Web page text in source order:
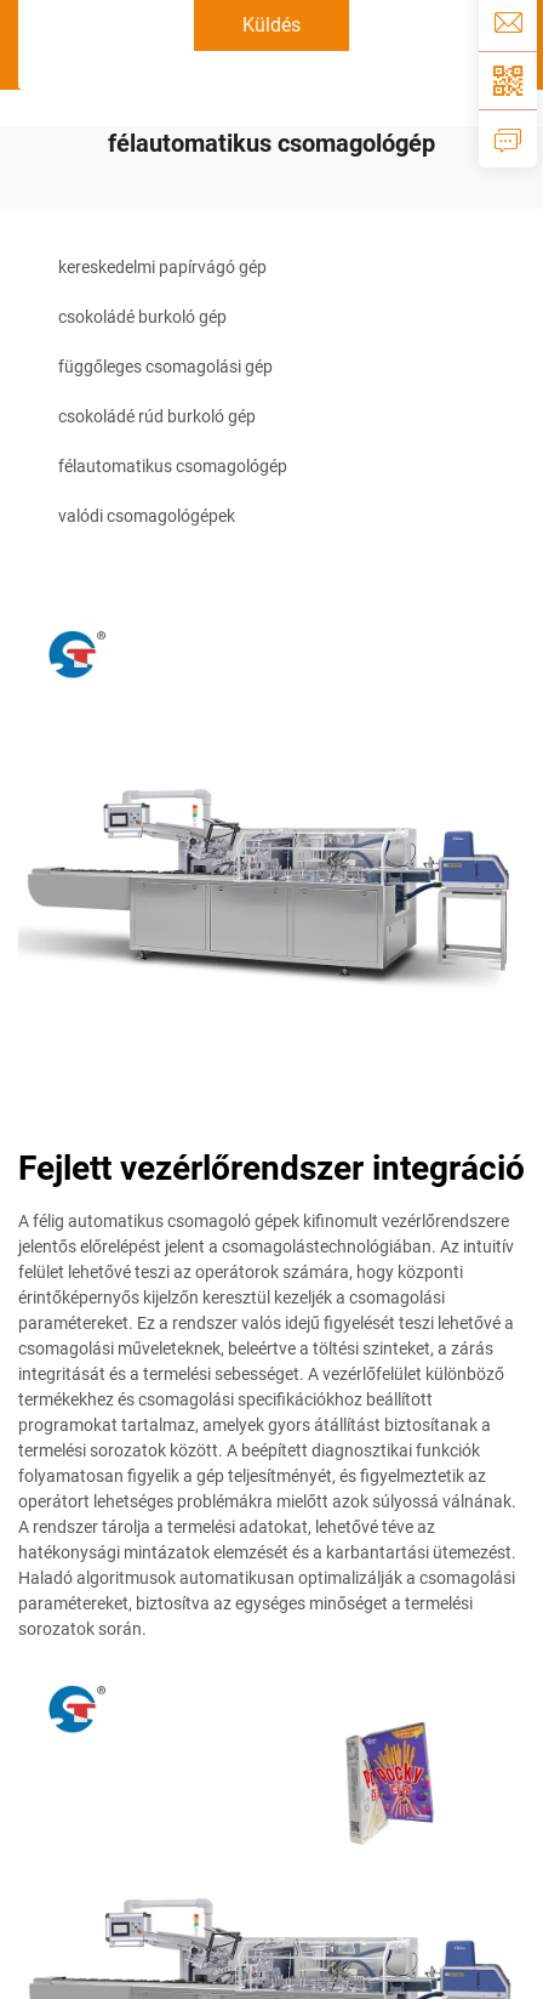
Küldés
félautomatikus csomagológép
kereskedelmi papírvágó gép
csokoládé burkoló gép
függőleges csomagolási gép
csokoládé rúd burkoló gép
félautomatikus csomagológép
valódi csomagológépek
Fejlett vezérlőrendszer integráció
A félig automatikus csomagoló gépek kifinomult vezérlőrendszere
jelentős előrelépést jelent a csomagolástechnológiában. Az intuitív
felület lehetővé teszi az operátorok számára, hogy központi
érintőképernyős kijelzőn keresztül kezeljék a csomagolási
paramétereket. Ez a rendszer valós idejű figyelését teszi lehetővé a
csomagolási műveleteknek, beleértve a töltési szinteket, a zárás
integritását és a termelési sebességet. A vezérlőfelület különböző
termékekhez és csomagolási specifikációkhoz beállított
programokat tartalmaz, amelyek gyors átállítást biztosítanak a
termelési sorozatok között. A beépített diagnosztikai funkciók
folyamatosan figyelik a gép teljesítményét, és figyelmeztetik az
operátort lehetséges problémákra mielőtt azok súlyossá válnának.
A rendszer tárolja a termelési adatokat, lehetővé téve az
hatékonysági mintázatok elemzését és a karbantartási ütemezést.
Haladó algoritmusok automatikusan optimalizálják a csomagolási
paramétereket, biztosítva az egységes minőséget a termelési
sorozatok során.